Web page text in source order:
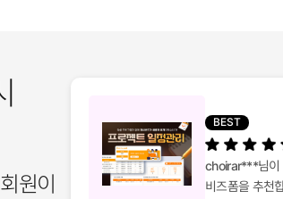
원이
BEST
choirar***님이
비즈폼을 추천